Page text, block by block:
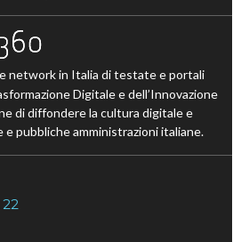
network in Italia di testate e portali
Digitale e dell’Innovazione
di diffondere la cultura digitale e
pubbliche amministrazioni italiane.